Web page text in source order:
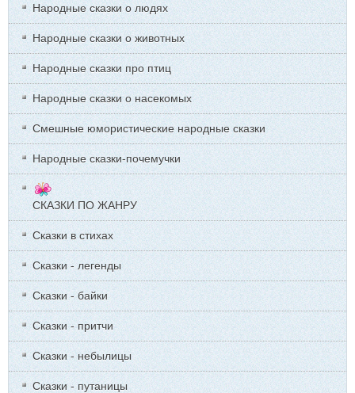
Народные сказки о людях
Народные сказки о животных
Народные сказки про птиц
Народные сказки о насекомых
Смешные юмористические народные сказки
Народные сказки-почемучки
СКАЗКИ ПО ЖАНРУ
Сказки в стихах
Сказки - легенды
Сказки - байки
Сказки - притчи
Сказки - небылицы
Сказки - путаницы